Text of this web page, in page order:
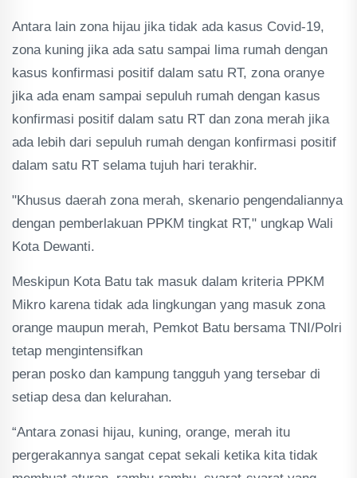
Antara lain zona hijau jika tidak ada kasus Covid-19,
zona kuning jika ada satu sampai lima rumah dengan
kasus konfirmasi positif dalam satu RT, zona oranye
jika ada enam sampai sepuluh rumah dengan kasus
konfirmasi positif dalam satu RT dan zona merah jika
ada lebih dari sepuluh rumah dengan konfirmasi positif
dalam satu RT selama tujuh hari terakhir.
"Khusus daerah zona merah, skenario pengendaliannya
dengan pemberlakuan PPKM tingkat RT," ungkap Wali
Kota Dewanti.
Meskipun Kota Batu tak masuk dalam kriteria PPKM
Mikro karena tidak ada lingkungan yang masuk zona
orange maupun merah, Pemkot Batu bersama TNI/Polri
tetap mengintensifkan
peran posko dan kampung tangguh yang tersebar di
setiap desa dan kelurahan.
“Antara zonasi hijau, kuning, orange, merah itu
pergerakannya sangat cepat sekali ketika kita tidak